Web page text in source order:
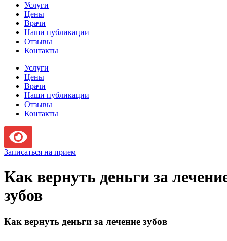
Услуги
Цены
Врачи
Наши публикации
Отзывы
Контакты
Услуги
Цены
Врачи
Наши публикации
Отзывы
Контакты
Записаться на прием
Как вернуть деньги за
зубов
Как вернуть деньги за лечение зубов